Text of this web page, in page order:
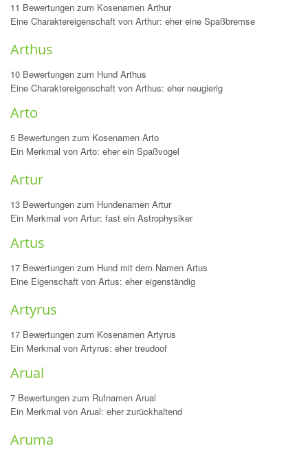
11 Bewertungen zum Kosenamen Arthur
Eine Charaktereigenschaft von Arthur: eher eine Spaßbremse
Arthus
10 Bewertungen zum Hund Arthus
Eine Charaktereigenschaft von Arthus: eher neugierig
Arto
5 Bewertungen zum Kosenamen Arto
Ein Merkmal von Arto: eher ein Spaßvogel
Artur
13 Bewertungen zum Hundenamen Artur
Ein Merkmal von Artur: fast ein Astrophysiker
Artus
17 Bewertungen zum Hund mit dem Namen Artus
Eine Eigenschaft von Artus: eher eigenständig
Artyrus
17 Bewertungen zum Kosenamen Artyrus
Ein Merkmal von Artyrus: eher treudoof
Arual
7 Bewertungen zum Rufnamen Arual
Ein Merkmal von Arual: eher zurückhaltend
Aruma